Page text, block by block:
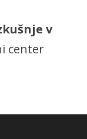
v
center